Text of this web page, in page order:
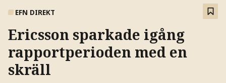
EFN DIREKT
Ericsson sparkade igång
rapportperioden med en
skräll